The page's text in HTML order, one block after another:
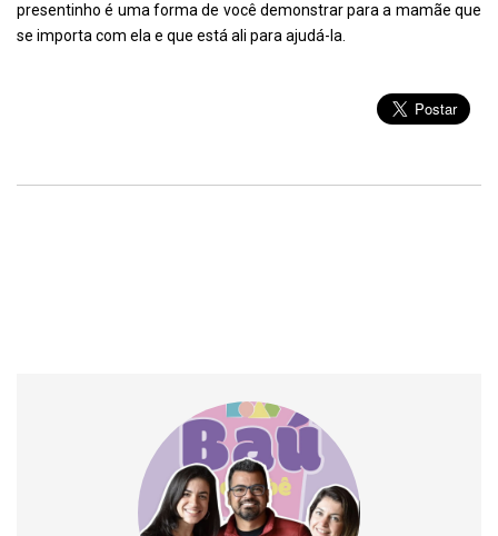
presentinho é uma forma de você demonstrar para a mamãe que
se importa com ela e que está ali para ajudá-la.